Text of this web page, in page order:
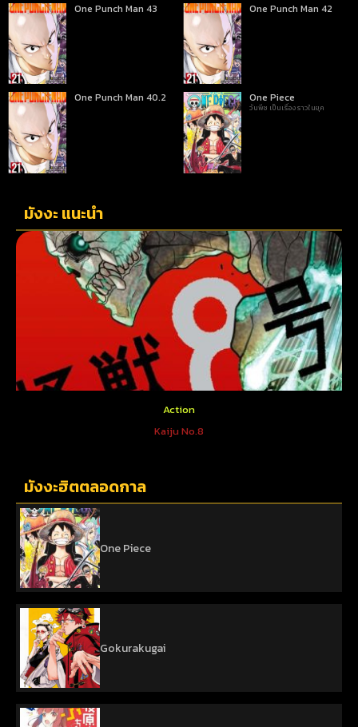
One Punch Man 43 One Punch Man 42
One Punch Man 40.2 One Piece
วันพีซ เป็นเรื่องราวในยุค
มังงะ แนะนำ
Action
Kaiju No.8
มังงะฮิตตลอดกาล
One Piece
Gokurakugai